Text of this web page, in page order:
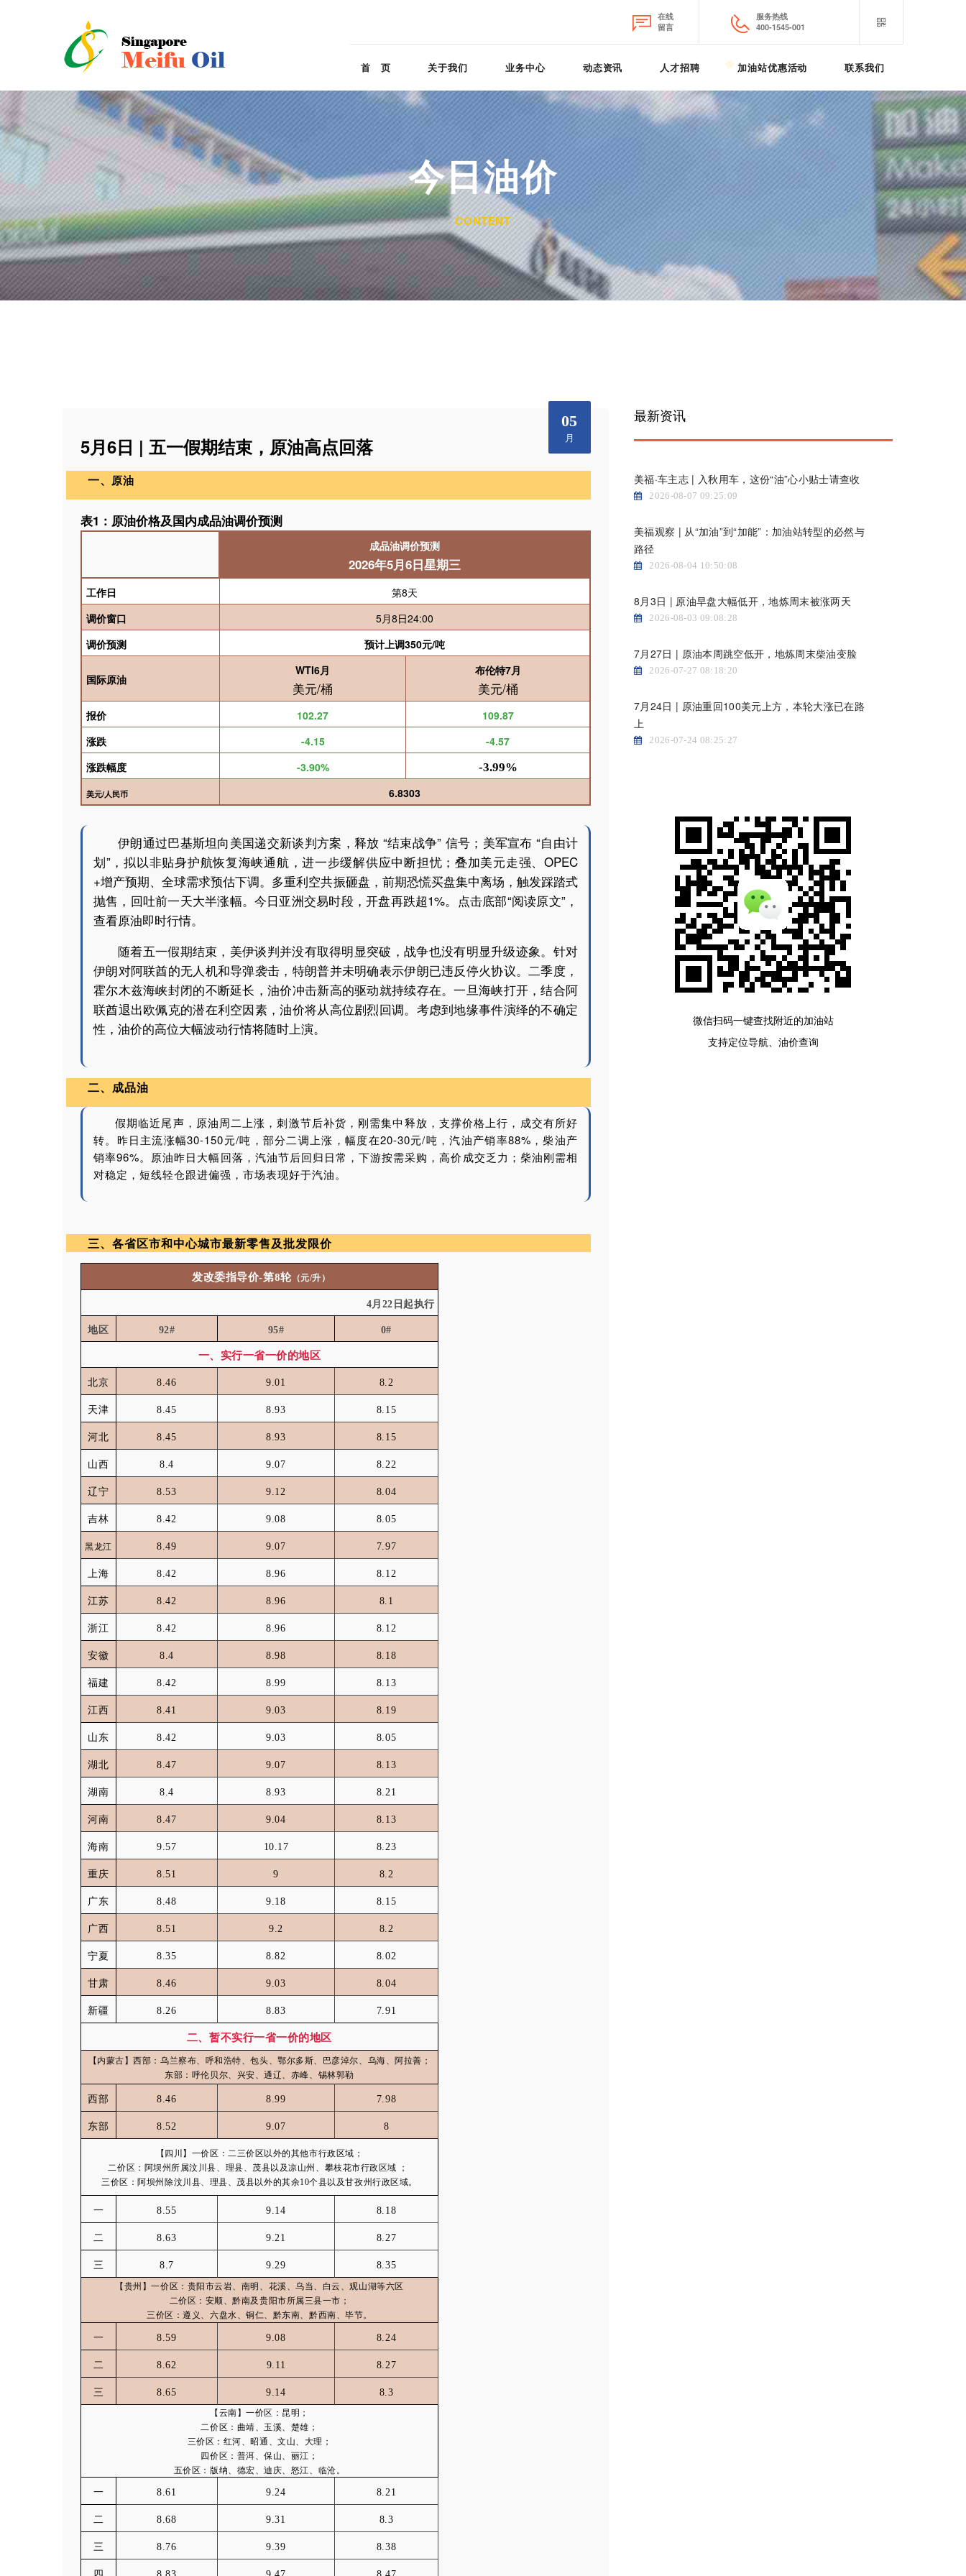
在线
留言
服务热线
400-1545-001
首 页 关于我们 业务中心 动态资讯 人才招聘 加油站优惠活动 联系我们
今日油价
CONTENT
05
月
5月6日 | 五一假期结束，原油高点回落
一、 原油
表1： 原油价格及国内成品油调价预测
成品油调价预测
2026年5月6日星期三
工作日
第8天
调价窗口
5月8日24:00
调价预测
预计上调350元/吨
国际原油
WTI6月
美元/桶
布伦特7月
美元/桶
报价 102.27
109.87
涨跌
-4.15
-4.57
涨跌幅度
-3.90% -3.99%
美元/人民币 6.8303
伊朗通过巴基斯坦向美国递交新谈判方案，释放 “结束战争” 信号；美军宣布 “自由计
划”，拟以非贴身护航恢复海峡通航，进一步缓解供应中断担忧；叠加美元走强、OPEC
+增产预期、全球需求预估下调。多重利空共振砸盘，前期恐慌买盘集中离场，触发踩踏式
抛售，回吐前一天大半涨幅。今日亚洲交易时段，开盘再跌超1%。点击底部“阅读原文”，
查看原油即时行情。
随着五一假期结束，美伊谈判并没有取得明显突破，战争也没有明显升级迹象。针对
伊朗对阿联酋的无人机和导弹袭击，特朗普并未明确表示伊朗已违反停火协议。二季度，
霍尔木兹海峡封闭的不断延长，油价冲击新高的驱动就持续存在。一旦海峡打开，结合阿
联酋退出欧佩克的潜在利空因素，油价将从高位剧烈回调。考虑到地缘事件演绎的不确定
性，油价的高位大幅波动行情将随时上演。
二、成品油
假期临近尾声，原油周二上涨，刺激节后补货，刚需集中释放，支撑价格上行，成交有所好
转。昨日主流涨幅30-150元/吨，部分二调上涨，幅度在20-30元/吨，汽油产销率88%，柴油产
销率96%。原油昨日大幅回落，汽油节后回归日常，下游按需采购，高价成交乏力；柴油刚需相
对稳定，短线轻仓跟进偏强，市场表现好于汽油。
三、 各省区市和中心城市最新零售及批发限价
发改委指导价-第8轮 （元/升）
4月22日起执行
地区 92# 95# 0#
一、实行一省一价的地区
北京 8.46 9.01 8.2
天津 8.45 8.93 8.15
河北 8.45 8.93 8.15
山西 8.4 9.07 8.22
辽宁 8.53 9.12 8.04
吉林 8.42 9.08 8.05
黑龙江 8.49 9.07 7.97
上海 8.42 8.96 8.12
江苏 8.42 8.96 8.1
浙江 8.42 8.96 8.12
安徽 8.4 8.98 8.18
福建 8.42 8.99 8.13
江西 8.41 9.03 8.19
山东 8.42 9.03 8.05
湖北 8.47 9.07 8.13
湖南 8.4 8.93 8.21
河南 8.47 9.04 8.13
海南 9.57 10.17 8.23
重庆 8.51 9 8.2
广东 8.48 9.18 8.15
广西 8.51 9.2 8.2
宁夏 8.35 8.82 8.02
甘肃 8.46 9.03 8.04
新疆 8.26 8.83 7.91
二、暂不实行一省一价的地区
【内蒙古】西部：乌兰察布、呼和浩特、包头、鄂尔多斯、巴彦淖尔、乌海、阿拉善；
东部：呼伦贝尔、兴安、通辽、赤峰、锡林郭勒
西部 8.46 8.99 7.98
东部 8.52 9.07 8
【四川】一价区：二三价区以外的其他市行政区域；
二价区：阿坝州所属汶川县、理县、茂县以及凉山州、攀枝花市行政区域 ；
三价区：阿坝州除汶川县、理县、茂县以外的其余10个县以及甘孜州行政区域。
一 8.55 9.14 8.18
二 8.63 9.21 8.27
三 8.7 9.29 8.35
【贵州】一价区：贵阳市云岩、南明、花溪、乌当、白云、观山湖等六区
二价区：安顺、黔南及贵阳市所属三县一市；
三价区：遵义、六盘水、铜仁、黔东南、黔西南、毕节。
一 8.59 9.08 8.24
二 8.62 9.11 8.27
三 8.65 9.14 8.3
【云南】一价区：昆明；
二价区：曲靖、玉溪、楚雄；
三价区：红河、昭通、文山、大理；
四价区：普洱、保山、丽江；
五价区：版纳、德宏、迪庆、怒江、临沧。
一 8.61 9.24 8.21
二 8.68 9.31 8.3
三 8.76 9.39 8.38
最新资讯
美福·车主志 | 入秋用车，这份“油”心小贴士请查收
2026-08-07 09:25:09
美福观察 | 从“加油”到“加能”：加油站转型的必然与
路径
2026-08-04 10:50:08
8月3日 | 原油早盘大幅低开，地炼周末被涨两天
2026-08-03 09:08:28
7月27日 | 原油本周跳空低开，地炼周末柴油变脸
2026-07-27 08:18:20
7月24日 | 原油重回100美元上方，本轮大涨已在路
上
2026-07-24 08:25:27
微信扫码一键查找附近的加油站
支持定位导航、油价查询